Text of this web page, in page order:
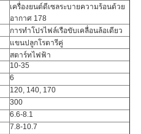
เครื่องยนต์ดีเซลระบายความร้อนด้วย
อากาศ 178
การทำโปรไฟล์เรือขับเคลื่อนล้อเดียว
แขนปลูกโรตารีคู่
สตาร์ทไฟฟ้า
10-35
6
120, 140, 170
300
6.6-8.1
7.8-10.7